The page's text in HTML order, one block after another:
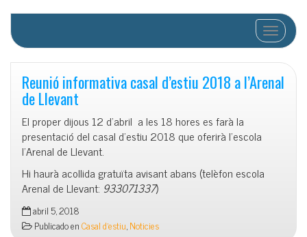
Cambiar
Reunió informativa casal d’estiu 2018 a l’Arenal
de Llevant
El proper dijous 12 d’abril a les 18 hores es farà la
presentació del casal d’estiu 2018 que oferirà l’escola
l’Arenal de Llevant.
Hi haurà acollida gratuïta avisant abans (telèfon escola
Arenal de Llevant: 933071337)
abril 5, 2018
Publicado enCasal d'estiu,Noticies